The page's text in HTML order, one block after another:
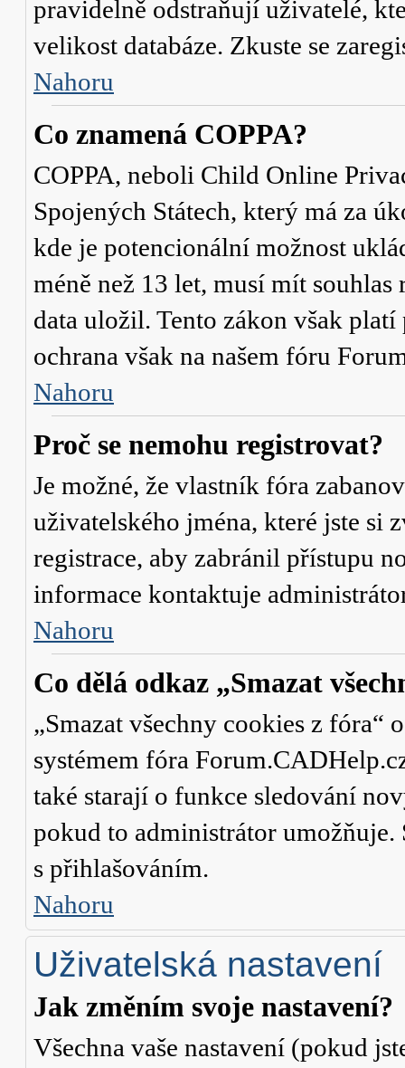
pravidelně odstraňují uživatelé,
velikost databáze. Zkuste se
Nahoru
Co znamená COPPA?
COPPA, neboli Child Online
Spojených Státech, který má za
kde je potencionální možnost
méně než 13 let, musí mít
data uložil. Tento zákon však
ochrana však na našem fóru
Nahoru
Proč se nemohu registrovat?
Je možné, že vlastník fóra
uživatelského jména, které jste
registrace, aby zabránil přístupu
informace kontaktuje
Nahoru
Co dělá odkaz „Smazat
„Smazat všechny cookies z fóra“
systémem fóra
také starají o funkce sledování
pokud to administrátor umožňuje.
s přihlašováním.
Nahoru
Uživatelská nastavení
Jak změním svoje nastavení?
Všechna vaše nastavení (pokud